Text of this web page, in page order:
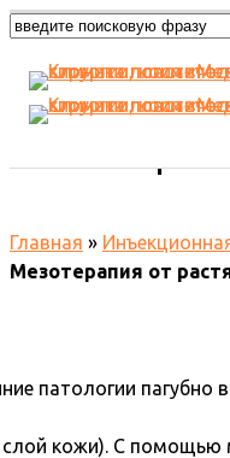
Главная »
Мезотерапия от
патологии пагубно
кожи). С помощью